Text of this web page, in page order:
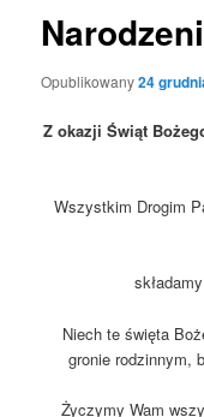
Opublikowany24
Z okazji Świąt
Wszystkim Drogim
Niech te święta
gronie rodzinnym,
Życzymy Wam